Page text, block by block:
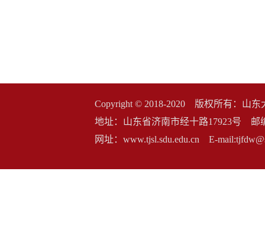
Copyright © 2018-2020 版权所有：山
地址：山东省济南市经十路17923号 邮
网址：www.tjsl.sdu.edu.cn E-